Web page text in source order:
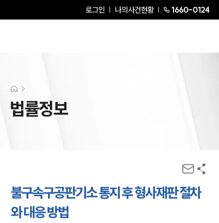
로그인 나의사건현황 1660-0124
법률정보
불구속구공판기소 통지 후 형사재판 절차
와 대응 방법